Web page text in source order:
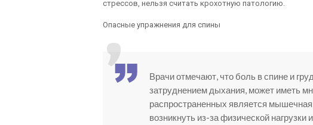
стрессов, нельзя считать крохотную патологию.
Опасные упражнения для спины
Врачи отмечают, что боль в спине и
затруднением дыхания, может иметь
распространенных является
возникнуть из-за физической